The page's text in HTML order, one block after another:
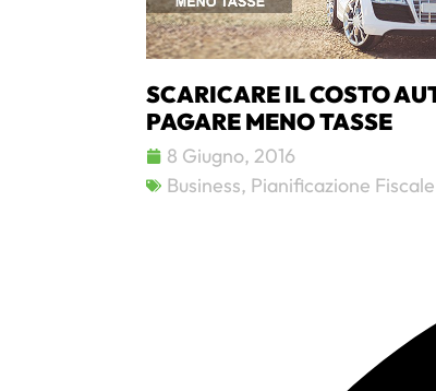
SCARICARE IL COSTO
PAGARE MENO TASSE
8 Giugno, 2016
Business, Pianificazione Fiscale